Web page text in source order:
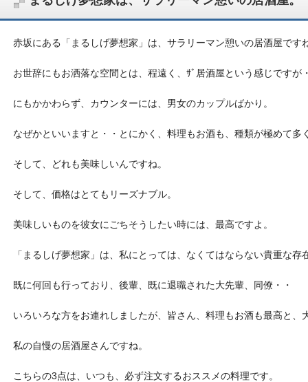
赤坂にある「まるしげ夢想家」は、サラリーマン憩いの居酒屋です
お世辞にもお洒落な空間とは、程遠く、ｻﾞ居酒屋という感じですが
にもかかわらず、カウンターには、男女のカップルばかり。
なぜかといいますと・・とにかく、料理もお酒も、種類が極めて多
そして、どれも美味しいんですね。
そして、価格はとてもリーズナブル。
美味しいものを彼女にごちそうしたい時には、最高ですよ。
「まるしげ夢想家」は、私にとっては、なくてはならない貴重な存
既に何回も行っており、後輩、既に退職された大先輩、同僚・・
いろいろな方をお連れしましたが、皆さん、料理もお酒も最高と、
私の自慢の居酒屋さんですね。
こちらの3点は、いつも、必ず注文するおススメの料理です。
サラリーマン大家さんを応援！マンション経営、アパート経営の空室
on書籍出版、多拠点居住の暮らしぶり、旅行業務取扱管理者、宅建等